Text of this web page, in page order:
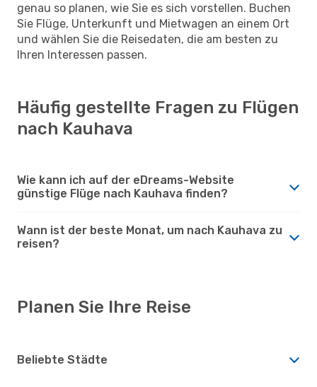
genau so planen, wie Sie es sich vorstellen. Buchen
Sie Flüge, Unterkunft und Mietwagen an einem Ort
und wählen Sie die Reisedaten, die am besten zu
Ihren Interessen passen.
Häufig gestellte Fragen zu Flügen
nach Kauhava
Wie kann ich auf der eDreams-Website
günstige Flüge nach Kauhava finden?
Wann ist der beste Monat, um nach Kauhava zu
reisen?
Planen Sie Ihre Reise
Beliebte Städte